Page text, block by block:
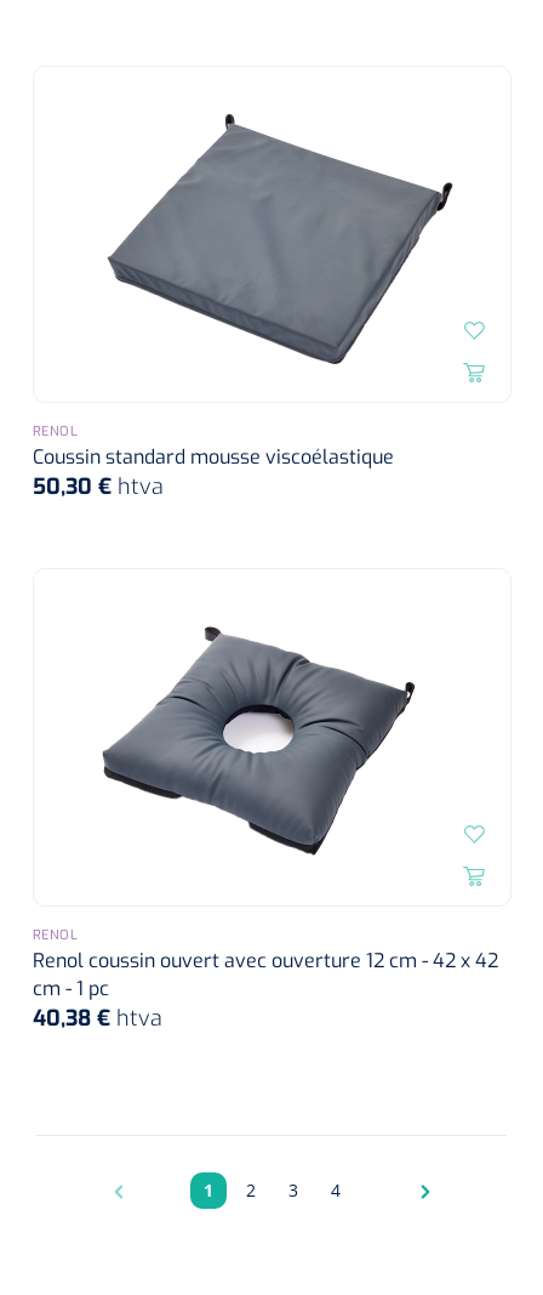
RENOL
Coussin standard mousse viscoélastique
50,30 € htva
RENOL
Renol coussin ouvert avec ouverture 12 cm - 42 x 42
cm - 1 pc
40,38 € htva
Pagina
1 Pagina
2 Pagina
3 Pagina
4